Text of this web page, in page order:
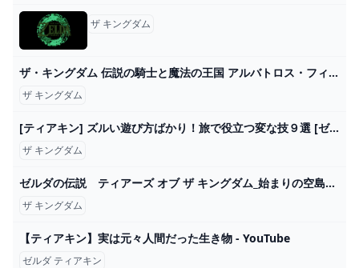
ザ キングダム
ザ・キングダム 伝説の騎士と魔法の王国 アルバトロス・フィルム
ザ キングダム
[ティアキン] ズルい遊び方ばかり！旅で役立つ変な技９選 [ゼルダの伝説 ティアーズ オブ ザ キングダム] - YouTube
ザ キングダム
ゼルダの伝説 ティアーズ オブ ザ キングダム_始まりの空島100%RTA_42分37秒 - YouTube
ザ キングダム
【ティアキン】実は元々人間だった生き物 - YouTube
ゼルダ ティアキン